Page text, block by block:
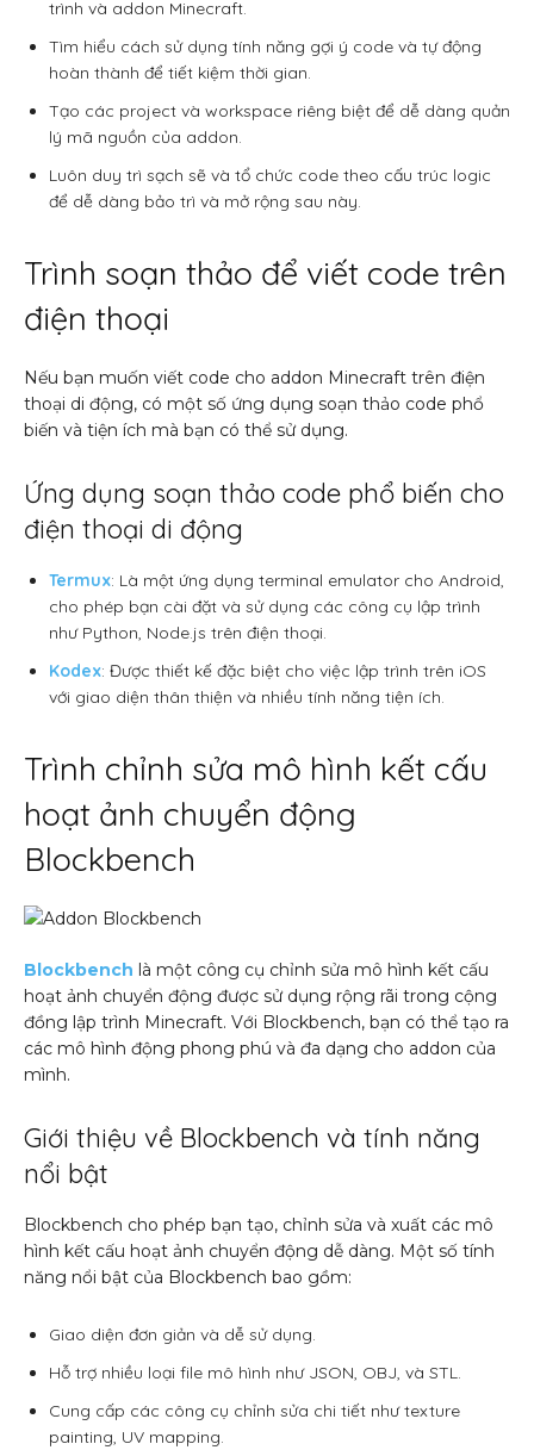
trình và addon Minecraft.
Tìm hiểu cách sử dụng tính năng gợi ý code và tự động
hoàn thành để tiết kiệm thời gian.
Tạo các project và workspace riêng biệt để dễ dàng quản
lý mã nguồn của addon.
Luôn duy trì sạch sẽ và tổ chức code theo cấu trúc logic
để dễ dàng bảo trì và mở rộng sau này.
Trình soạn thảo để viết code trên
điện thoại
Nếu bạn muốn viết code cho addon Minecraft trên điện
thoại di động, có một số ứng dụng soạn thảo code phổ
biến và tiện ích mà bạn có thể sử dụng.
Ứng dụng soạn thảo code phổ biến cho
điện thoại di động
Termux: Là một ứng dụng terminal emulator cho Android,
cho phép bạn cài đặt và sử dụng các công cụ lập trình
như Python, Node.js trên điện thoại.
Kodex: Được thiết kế đặc biệt cho việc lập trình trên iOS
với giao diện thân thiện và nhiều tính năng tiện ích.
Trình chỉnh sửa mô hình kết cấu
hoạt ảnh chuyển động
Blockbench
Blockbench là một công cụ chỉnh sửa mô hình kết cấu
hoạt ảnh chuyển động được sử dụng rộng rãi trong cộng
đồng lập trình Minecraft. Với Blockbench, bạn có thể tạo ra
các mô hình động phong phú và đa dạng cho addon của
mình.
Giới thiệu về Blockbench và tính năng
nổi bật
Blockbench cho phép bạn tạo, chỉnh sửa và xuất các mô
hình kết cấu hoạt ảnh chuyển động dễ dàng. Một số tính
năng nổi bật của Blockbench bao gồm:
Giao diện đơn giản và dễ sử dụng.
Hỗ trợ nhiều loại file mô hình như JSON, OBJ, và STL.
Cung cấp các công cụ chỉnh sửa chi tiết như texture
painting, UV mapping.